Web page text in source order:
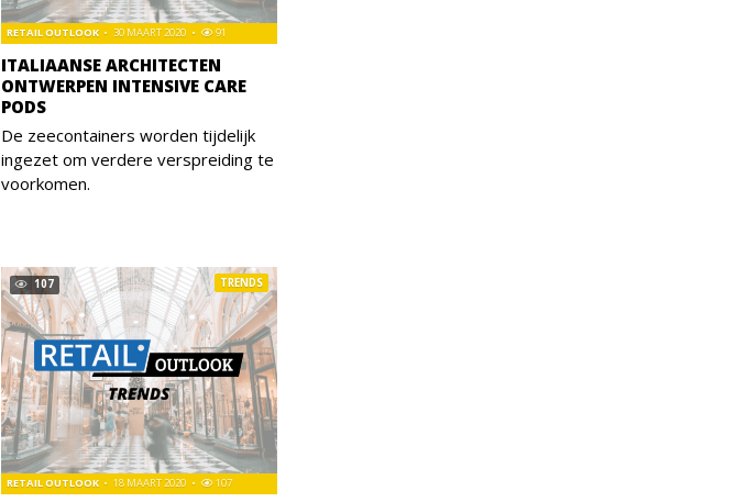
ITALIAANSE ARCHITECTEN
ONTWERPEN INTENSIVE CARE
PODS
RETAIL OUTLOOK 30 MAART 2020 91
De zeecontainers worden tijdelijk
ingezet om verdere verspreiding te
voorkomen.
107
RETAIL OUTLOOK 18 MAART 2020 107
TRENDS